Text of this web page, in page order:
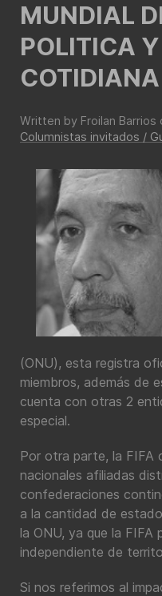
MUNDIAL
POLITICA
COTIDIANA
Written by Froilan Barrios
Columnistas invitados /
(ONU), esta registra
miembros, además de
cuenta con otras 2
especial.
Por otra parte, la FIFA
nacionales afiliadas
confederaciones
a la cantidad de
la ONU, ya que la FIFA
independiente de
Si nos referimos al